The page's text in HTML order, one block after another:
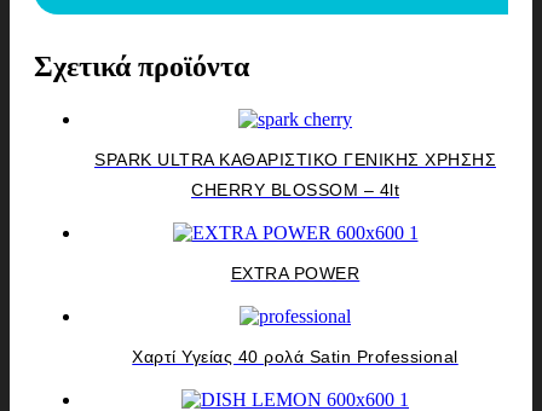
Σχετικά προϊόντα
SPARK ULTRA ΚΑΘΑΡΙΣΤΙΚΟ ΓΕΝΙΚΗΣ ΧΡΗΣΗΣ
CHERRY BLOSSOM – 4lt
EXTRA POWER
Χαρτί Υγείας 40 ρολά Satin Professional